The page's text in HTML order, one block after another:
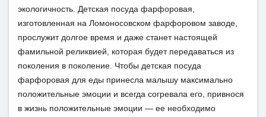
экологичность. Детская посуда фарфоровая,
изготовленная на Ломоносовском фарфоровом заводе,
прослужит долгое время и даже станет настоящей
фамильной реликвией, которая будет передаваться из
поколения в поколение. Чтобы детская посуда
фарфоровая для еды принесла малышу максимально
положительные эмоции и всегда согревала его, привнося
в жизнь положительные эмоции — ее необходимо